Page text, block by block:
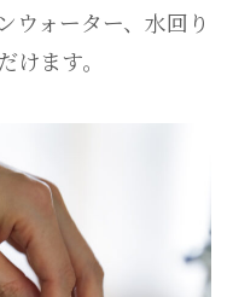
ウォーター、水回り
ます。